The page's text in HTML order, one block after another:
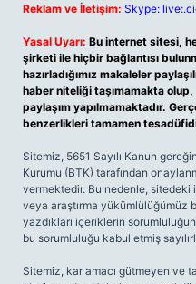
Reklam ve İletişim: Skype:
Yasal Uyarı: Bu internet sitesi,
şirketi ile hiçbir bağlantısı
hazırladığımız makaleler
haber niteliği taşımamakta
paylaşım yapılmamaktadır.
benzerlikleri tamamen
Sitemiz, 5651 Sayılı Kanun
Kurumu (BTK) tarafından
vermektedir. Bu nedenle,
veya araştırma yükümlülüğümüz
yazdıkları içeriklerin
bu sorumluluğu kabul etmiş
Sitemiz, kar amacı gütmeyen ve